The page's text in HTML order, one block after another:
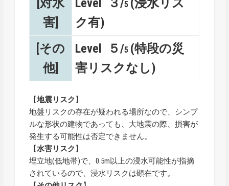
[対水
害]
Level ３/5 (浸水リス
ク有)
[その
他]
Level ５/5 (特段の災
害リスクなし)
【地震リスク 】
地盤リスクの存在が疑われる場所なので、シンプ
ルな形状の建物であっても、大地震の際、損害が
発生する可能性は否定できません。
【水害リスク 】
埋立地(低地帯)で、0.5m以上の浸水可能性が指摘
されているので、浸水リスクは顕在です。